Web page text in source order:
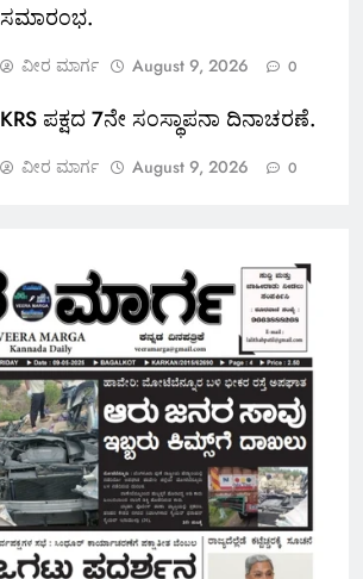
ಸಮಾರಂಭ.
ವೀರ ಮಾರ್ಗ August 9, 2026 0
KRS ಪಕ್ಷದ 7ನೇ ಸಂಸ್ಥಾಪನಾ ದಿನಾಚರಣೆ.
ವೀರ ಮಾರ್ಗ August 9, 2026 0